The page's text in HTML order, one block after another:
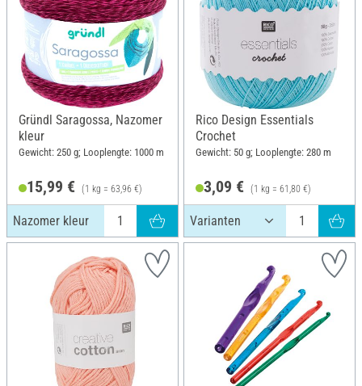
Gründl Saragossa, Nazomer
kleur
Gewicht: 250 g; Looplengte: 1000 m
15,99 € (1 kg = 63,96 €)
Nazomer kleur
Rico Design Essentials
Crochet
Gewicht: 50 g; Looplengte: 280 m
3,09 € (1 kg = 61,80 €)